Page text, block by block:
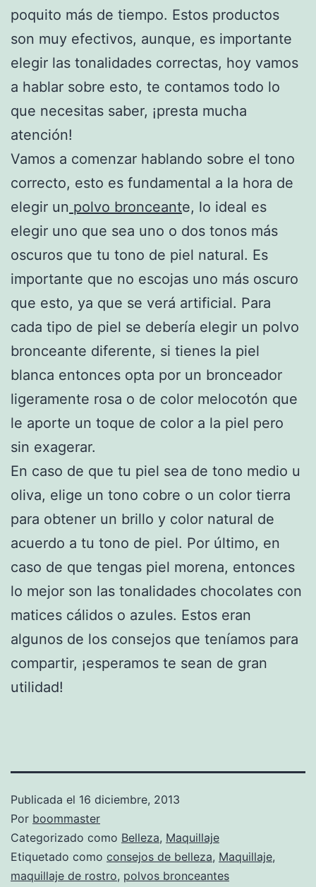
poquito más de tiempo. Estos productos
son muy efectivos, aunque, es importante
elegir las tonalidades correctas, hoy vamos
a hablar sobre esto, te contamos todo lo
que necesitas saber, ¡presta mucha
atención!
Vamos a comenzar hablando sobre el tono
correcto, esto es fundamental a la hora de
elegir un polvo bronceante, lo ideal es
elegir uno que sea uno o dos tonos más
oscuros que tu tono de piel natural. Es
importante que no escojas uno más oscuro
que esto, ya que se verá artificial. Para
cada tipo de piel se debería elegir un polvo
bronceante diferente, si tienes la piel
blanca entonces opta por un bronceador
ligeramente rosa o de color melocotón que
le aporte un toque de color a la piel pero
sin exagerar.
En caso de que tu piel sea de tono medio u
oliva, elige un tono cobre o un color tierra
para obtener un brillo y color natural de
acuerdo a tu tono de piel. Por último, en
caso de que tengas piel morena, entonces
lo mejor son las tonalidades chocolates con
matices cálidos o azules. Estos eran
algunos de los consejos que teníamos para
compartir, ¡esperamos te sean de gran
utilidad!
Publicada el 16 diciembre, 2013
Por boommaster
Categorizado como Belleza, Maquillaje
Etiquetado como consejos de belleza, Maquillaje,
maquillaje de rostro, polvos bronceantes